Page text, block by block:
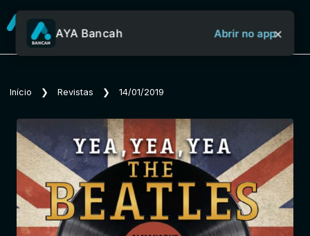
Sobre o Aya Bancah
Início
Revistas
AYA Bancah Abrir no app×
Início ❯ Revistas ❯ 14/01/2019